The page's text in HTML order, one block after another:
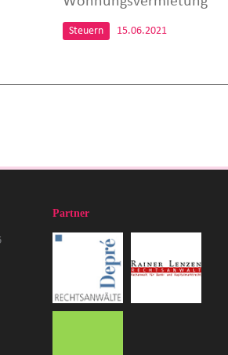
Steuern 15.06.2021
Partner